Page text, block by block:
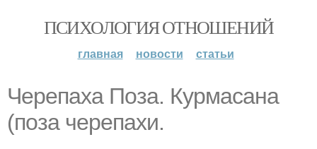
ПСИХОЛОГИЯ ОТНОШЕНИЙ
главная новости статьи
Черепаха Поза. Курмасана
(поза черепахи.